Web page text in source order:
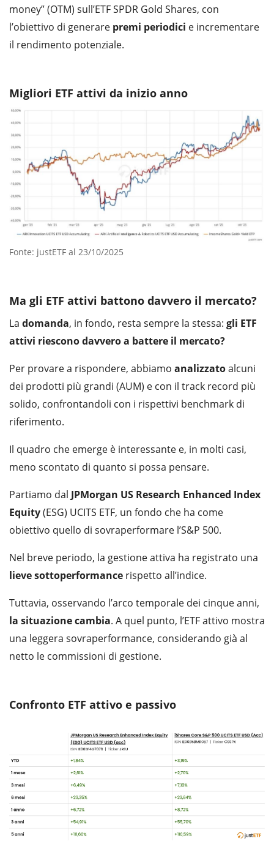
money” (OTM) sull’ETF SPDR Gold Shares, con
l’obiettivo di generare premi periodici e incrementare
il rendimento potenziale.
Migliori ETF attivi da inizio anno
Fonte: justETF al 23/10/2025
Ma gli ETF attivi battono davvero il mercato?
La domanda, in fondo, resta sempre la stessa: gli ETF
attivi riescono davvero a battere il mercato?
Per provare a rispondere, abbiamo analizzatoalcuni
dei prodotti più grandi (AUM) e con il track record più
solido, confrontandoli con i rispettivi benchmark di
riferimento.
Il quadro che emerge è interessante e, in molti casi,
meno scontato di quanto si possa pensare.
Partiamo dal JPMorgan US Research Enhanced Index
Equity(ESG) UCITS ETF, un fondo che ha come
obiettivo quello di sovraperformare l’S&P 500.
Nel breve periodo, la gestione attiva ha registrato una
lievesottoperformance rispetto all’indice.
Tuttavia, osservando l’arco temporale dei cinque anni,
la situazione cambia. A quel punto, l’ETF attivo mostra
una leggera sovraperformance, considerando già al
netto le commissioni di gestione.
Confronto ETF attivo e passivo